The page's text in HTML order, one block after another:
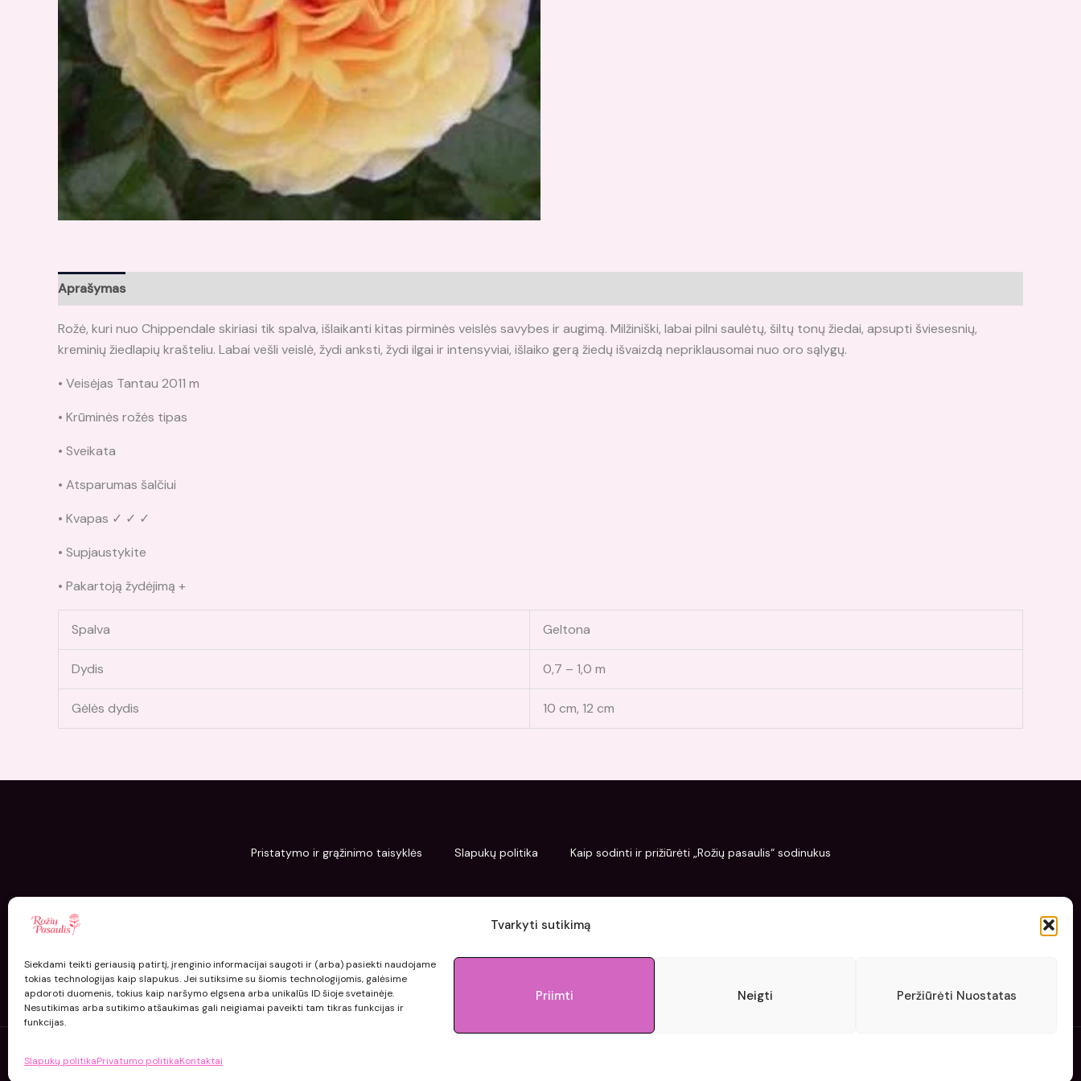
Tvarkyti sutikimą
Siekdami teikti geriausią patirtį, įrenginio informacijai saugoti ir (arba) pasiekti naudojame
tokias technologijas kaip slapukus. Jei sutiksime su šiomis technologijomis, galėsime
apdoroti duomenis, tokius kaip naršymo elgsena arba unikalūs ID šioje svetainėje.
Nesutikimas arba sutikimo atšaukimas gali neigiamai paveikti tam tikras funkcijas ir
funkcijas.
Priimti Neigti Peržiūrėti Nuostatas
Slapukų politikaPrivatumo politikaKontaktai
Aprašymas
Rožė, kuri nuo Chippendale skiriasi tik spalva, išlaikanti kitas pirminės veislės savybes ir augimą. Milžiniški, labai pilni saulėtų, šiltų tonų žiedai, apsupti šviesesnių,
kreminių žiedlapių krašteliu. Labai vešli veislė, žydi anksti, žydi ilgai ir intensyviai, išlaiko gerą žiedų išvaizdą nepriklausomai nuo oro sąlygų.
• Veisėjas Tantau 2011 m
• Krūminės rožės tipas
• Sveikata
• Atsparumas šalčiui
• Kvapas ✓ ✓ ✓
• Supjaustykite
• Pakartoją žydėjimą +
Spalva Geltona
Dydis 0,7 – 1,0 m
Gėlės dydis 10 cm, 12 cm
Pristatymo ir grąžinimo taisyklės Slapukų politika Kaip sodinti ir prižiūrėti „Rožių pasaulis“ sodinukus